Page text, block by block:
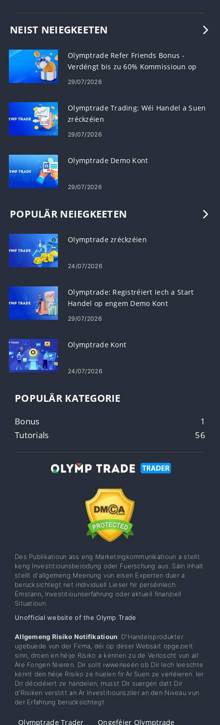
NEIST NEIEGKEETEN
Olymptrade Refer Friends Bonus -
Verdéngt bis zu 60% Kommissioun op
Referrals
29/07/2026
Olymptrade Trading: Wéi Handel a Suen
zréckzéien
29/07/2026
Olymptrade Demo Kont
29/07/2026
POPULÄR NEIEGKEETEN
Olymptrade zréckzéien
24/07/2026
Olymptrade: Registréiert Iech a Start
Handel op engem Demo Kont
29/07/2026
Olymptrade Kont
24/07/2026
POPULÄR KATEGORIE
Bonus
1
Tutorials
56
Dës Publikatioun ass eng Marketingkommunikatioun a stellt
keng Investitiounsberodung oder Fuerschung aus. Säin Inhalt
stellt d'allgemeng Meenung vun eisen Experten duer a
berücksichtegt net individuell Lieser hir perséinlech
Ëmstänn, Investitiounserfahrung oder aktuell finanziell
Situatioun.
Unofficial website of the Olymp Trade
Allgemeng Risiko Notifikatioun: D'Handelsprodukter
ugebuede vun der Firma, déi op dëser Websäit opgezielt
sinn, droen en héije Risiko a kënnen zu de Verloscht vun all
Äre Fongen féieren. Dir sollt iwwerleeën ob Dir Iech leeschte
kënnt den héije Risiko ze huelen fir Är Suen ze verléieren. Ier
Dir décidéiert ze handelen, musst Dir suergen datt Dir
d'Risiken verstitt an Är Investitiounsziler an den Niveau vun
der Erfahrung berücksichtegt.
Olymptrade Trader Ongeféier Olymptrade